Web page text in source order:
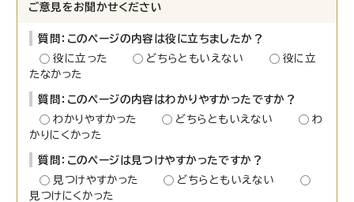
ご意見をお聞かせください
質問：このページの内容は役に立ちましたか？
役に立った
どちらともいえない
役に立
たなかった
質問：このページの内容はわかりやすかったですか？
わかりやすかった
どちらともいえない
わ
かりにくかった
質問：このページは見つけやすかったですか？
見つけやすかった
どちらともいえない
見つけにくかった